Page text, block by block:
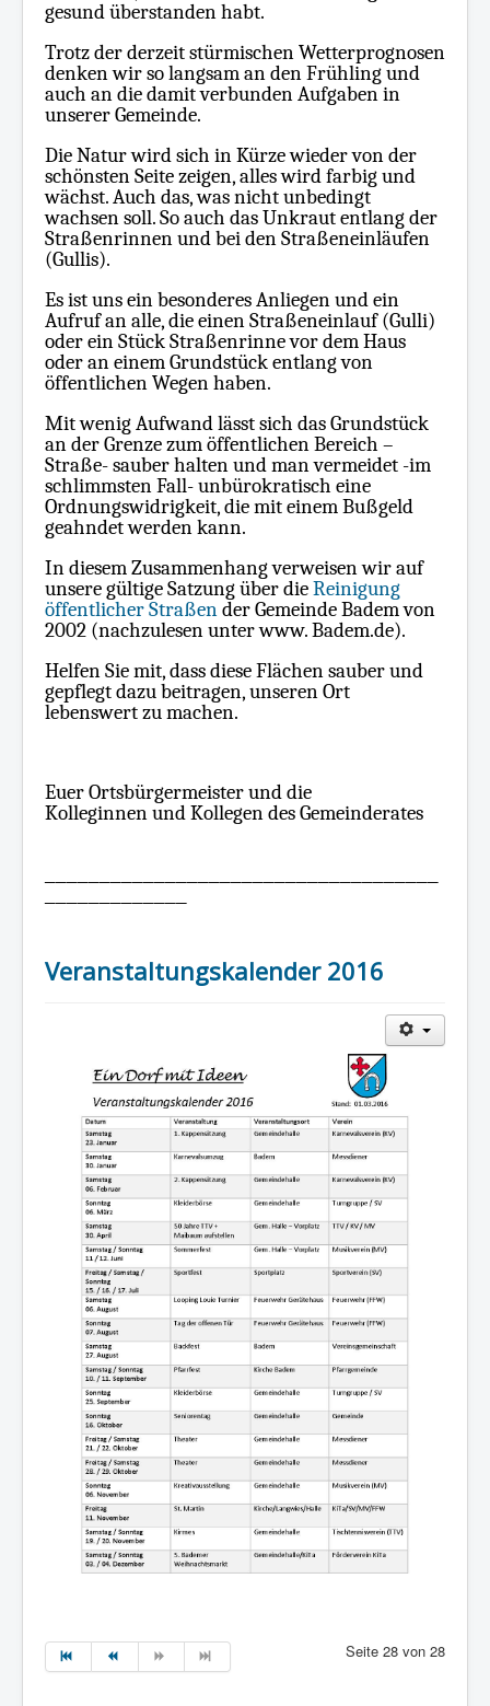
gesund überstanden habt.
Trotz der derzeit stürmischen Wetterprognosen
denken wir so langsam an den Frühling und
auch an die damit verbunden Aufgaben in
unserer Gemeinde.
Die Natur wird sich in Kürze wieder von der
schönsten Seite zeigen, alles wird farbig und
wächst. Auch das, was nicht unbedingt
wachsen soll. So auch das Unkraut entlang der
Straßenrinnen und bei den Straßeneinläufen
(Gullis).
Es ist uns ein besonderes Anliegen und ein
Aufruf an alle, die einen Straßeneinlauf (Gulli)
oder ein Stück Straßenrinne vor dem Haus
oder an einem Grundstück entlang von
öffentlichen Wegen haben.
Mit wenig Aufwand lässt sich das Grundstück
an der Grenze zum öffentlichen Bereich –
Straße- sauber halten und man vermeidet -im
schlimmsten Fall- unbürokratisch eine
Ordnungswidrigkeit, die mit einem Bußgeld
geahndet werden kann.
In diesem Zusammenhang verweisen wir auf
unsere gültige Satzung über dieReinigung
öffentlicher Straßender Gemeinde Badem von
2002 (nachzulesen unter www. Badem.de).
Helfen Sie mit, dass diese Flächen sauber und
gepflegt dazu beitragen, unseren Ort
lebenswert zu machen.
Euer Ortsbürgermeister und die
Kolleginnen und Kollegen des Gemeinderates
Veranstaltungskalender 2016
Seite 28 von 28